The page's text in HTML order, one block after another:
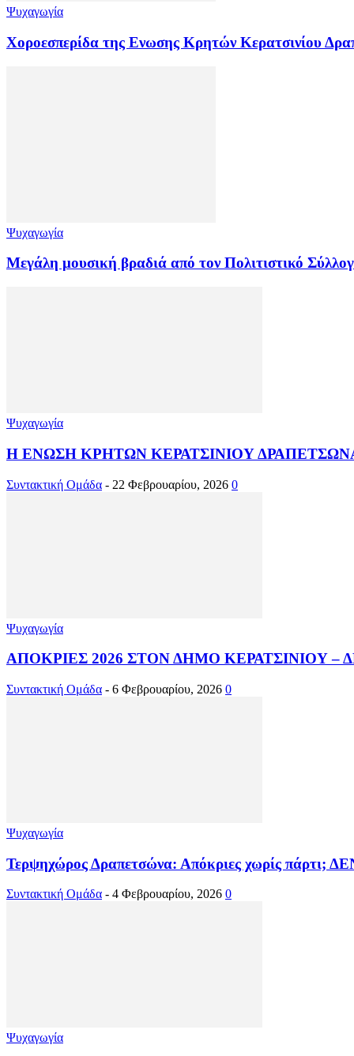
Ψυχαγωγία
Χοροεσπερίδα της Ενωσης Κρητών Κερατσινίου
Ψυχαγωγία
Μεγάλη μουσική βραδιά από τον Πολιτιστικό
Ψυχαγωγία
Η ΕΝΩΣΗ ΚΡΗΤΩΝ ΚΕΡΑΤΣΙΝΙΟΥ ΔΡΑΠΕΤΣΩΝΑΣ
Συντακτική Ομάδα - 22 Φεβρουαρίου, 2026 0
Ψυχαγωγία
ΑΠΟΚΡΙΕΣ 2026 ΣΤΟΝ ΔΗΜΟ ΚΕΡΑΤΣΙΝΙΟΥ –
Συντακτική Ομάδα - 6 Φεβρουαρίου, 2026 0
Ψυχαγωγία
Τερψηχώρος Δραπετσώνα: Απόκριες χωρίς πάρτι;
Συντακτική Ομάδα - 4 Φεβρουαρίου, 2026 0
Ψυχαγωγία